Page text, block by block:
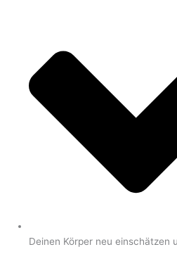
Deinen Körper neu einschätzen